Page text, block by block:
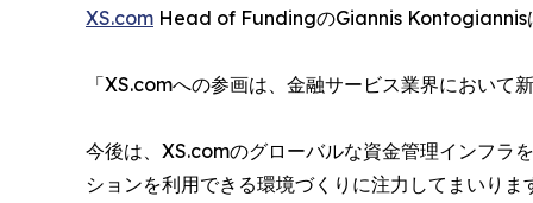
XS.com Head of FundingのGiannis Kontogiannis
「XS.comへの参画は、金融サービス業界において
今後は、XS.comのグローバルな資金管理インフラ
ションを利用できる環境づくりに注力してまいりま